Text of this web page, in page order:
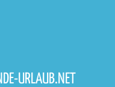
URLAUB.NET